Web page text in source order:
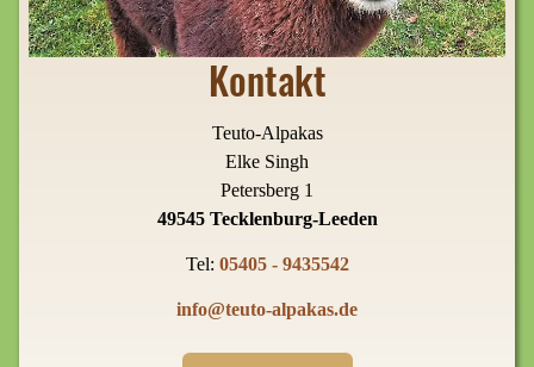
Kontakt
Teuto-Alpakas
Elke Singh
Petersberg 1
49545 Tecklenburg-Leeden
Tel: 05405 - 9435542
info@teuto-alpakas.de